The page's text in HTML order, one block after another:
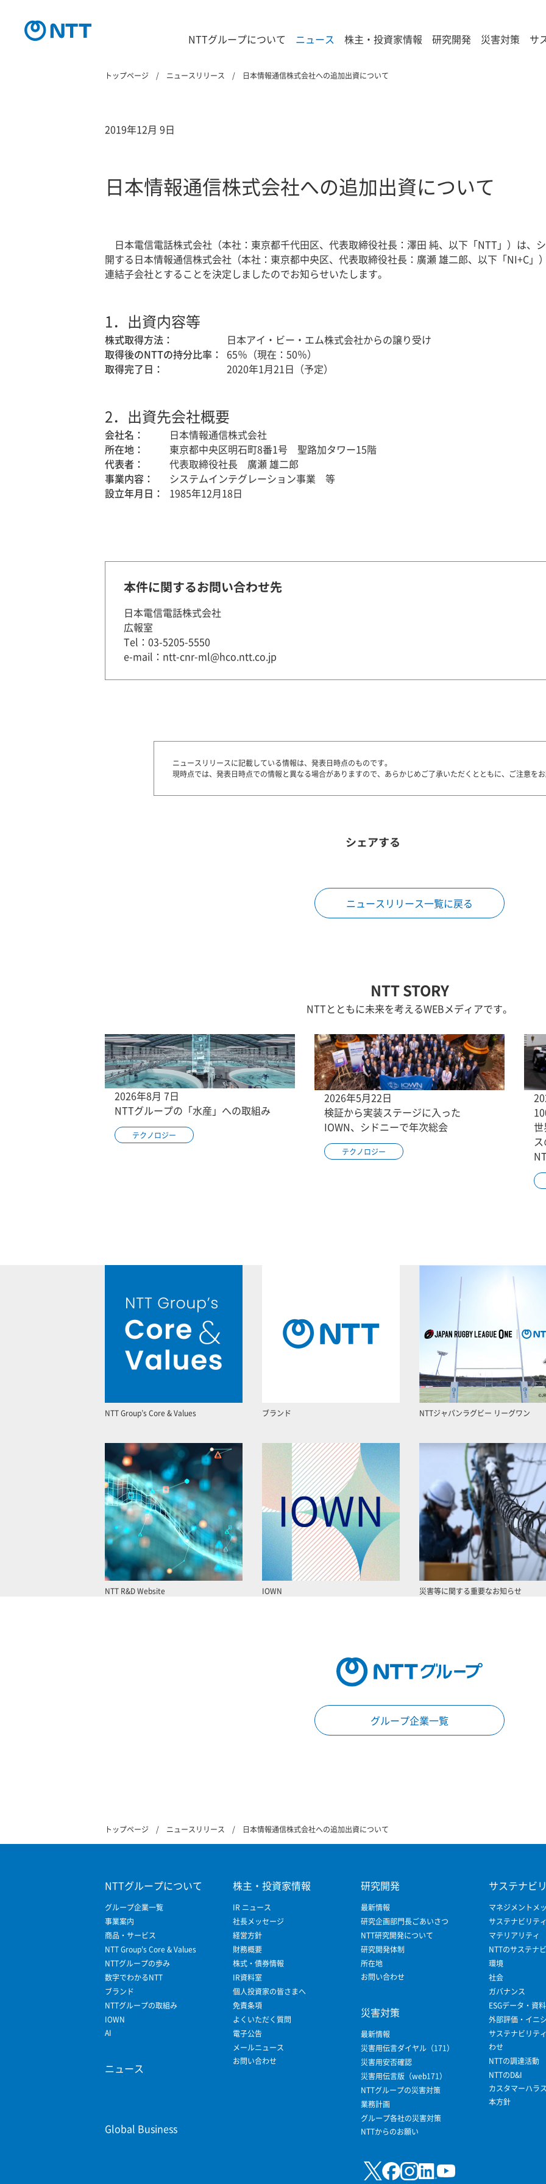
NTTグループについて ニュース 株主・投資家情報 研究開発 災害対策 サ
トップページ ニュースリリース 日本情報通信株式会社への追加出資について
2019年12月 9日
日本情報通信株式会社への追加出資について
日本電信電話株式会社（本社：東京都千代田区、代表取締役社長：澤田 純、以下「NTT」）は、
開する日本情報通信株式会社（本社：東京都中央区、代表取締役社長：廣瀬 雄二郎、以下「NI+C」
連結子会社とすることを決定しましたのでお知らせいたします。
1． 出資内容等
株式取得方法：
日本アイ・ビー・エム株式会社からの譲り受け
取得後のNTTの持分比率：
65％（現在：50％）
取得完了日：
2020年1月21日（予定）
2． 出資先会社概要
会社名：
日本情報通信株式会社
所在地：
東京都中央区明石町8番1号 聖路加タワー15階
代表者：
代表取締役社長 廣瀬 雄二郎
事業内容：
システムインテグレーション事業 等
設立年月日：
1985年12月18日
本件に関するお問い合わせ先
日本電信電話株式会社
広報室
Tel：03-5205-5550
e-mail：ntt-cnr-ml@hco.ntt.co.jp
ニュースリリースに記載している情報は、発表日時点のものです。
現時点では、発表日時点での情報と異なる場合がありますので、あらかじめご了承いただくとともに、ご注意をお
シェアする
ニュースリリース一覧に戻る
NTT STORY
NTTとともに未来を考えるWEBメディアです。
2026年8月 7日
NTTグループの「水産」への取組み
テクノロジー
2026年5月22日
検証から実装ステージに入った
IOWN、シドニーで年次総会
テクノロジー
NTT Group’s Core & Values ブランド NTTジャパンラグビー リーグワン
NTT R&D Website IOWN 災害等に関する重要なお知らせ
グループ企業一覧
トップページ ニュースリリース 日本情報通信株式会社への追加出資について
NTTグループについて
グループ企業一覧
事業案内
商品・サービス
NTT Group's Core & Values
NTTグループの歩み
数字でわかるNTT
ブランド
NTTグループの取組み
IOWN
AI
ニュース
Global Business
株主・投資家情報
IR ニュース
社長メッセージ
経営方針
財務概要
株式・債券情報
IR資料室
個人投資家の皆さまへ
免責条項
よくいただく質問
電子公告
メールニュース
お問い合わせ
研究開発
最新情報
研究企画部門長ごあいさつ
NTT研究開発について
研究開発体制
所在地
お問い合わせ
災害対策
最新情報
災害用伝言ダイヤル（171）
災害用安否確認
災害用伝言版（web171）
NTTグループの災害対策
業務計画
グループ各社の災害対策
NTTからのお願い
サステナビ
マネジメントメ
サステナビリテ
マテリアリティ
NTTのサステナ
環境
社会
ガバナンス
ESGデータ・資料
外部評価・イニ
サステナビリテ
わせ
NTTの調達活動
NTTのD&I
カスタマーハラ
本方針